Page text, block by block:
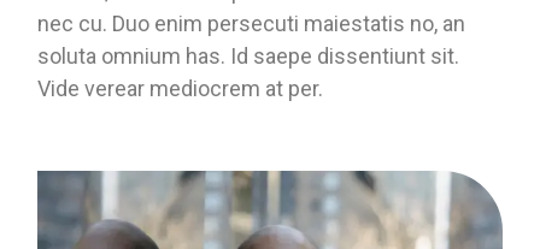
nec cu. Duo enim persecuti maiestatis no, an
soluta omnium has. Id saepe dissentiunt sit.
Vide verear mediocrem at per.